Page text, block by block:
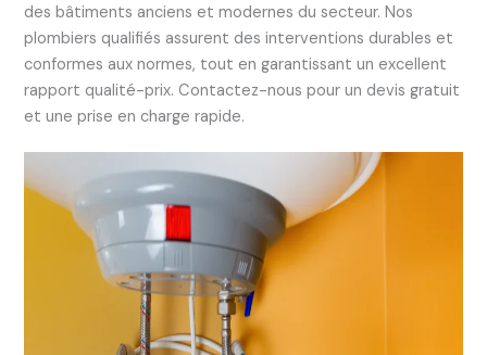
des bâtiments anciens et modernes du secteur. Nos
plombiers qualifiés assurent des interventions durables et
conformes aux normes, tout en garantissant un excellent
rapport qualité-prix. Contactez-nous pour un devis gratuit
et une prise en charge rapide.